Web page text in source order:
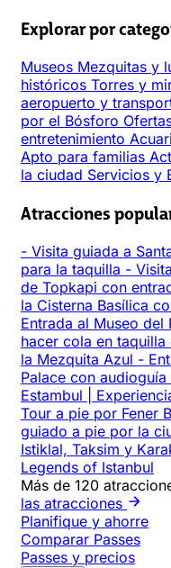
Explorar por
Museos Mezquitas y
históricos Torres y
aeropuerto y
por el Bósforo
entretenimiento
Apto para familias
la ciudad Servicios y
Atracciones
- Visita guiada a
para la taquilla -
de Topkapi con
la Cisterna Basílica
Entrada al Museo
hacer cola en
la Mezquita Azul -
Palace con audioguía
Estambul |
Tour a pie por Fener
guiado a pie por la
Istiklal, Taksim y
Legends of Istanbul
Más de 120
las atracciones
Planifique y ahorre
Comparar Passes
Passes y precios